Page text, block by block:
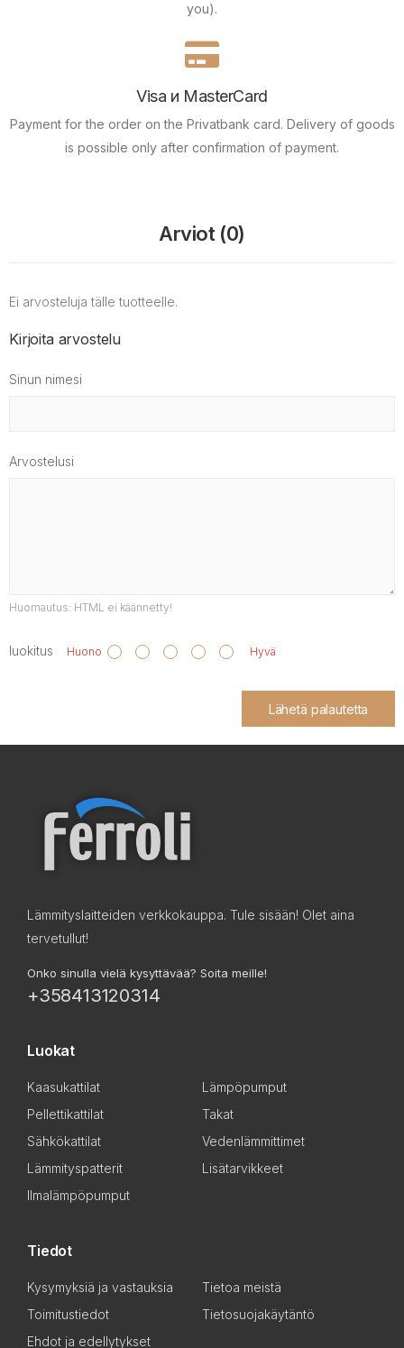
you).
Visa и MasterCard
Payment for the order on the Privatbank card. Delivery of goods
is possible only after confirmation of payment.
Arviot (0)
Ei arvosteluja tälle tuotteelle.
Kirjoita arvostelu
Sinun nimesi
Arvostelusi
Huomautus: HTML ei käännetty!
luokitus Huono Hyvä
Lähetä palautetta
Lämmityslaitteiden verkkokauppa. Tule sisään! Olet aina
tervetullut!
Onko sinulla vielä kysyttävää? Soita meille!
+358413120314
Luokat
Kaasukattilat
Lämpöpumput
Pellettikattilat
Takat
Sähkökattilat
Vedenlämmittimet
Lämmityspatterit
Lisätarvikkeet
Ilmalämpöpumput
Tiedot
Kysymyksiä ja vastauksia
Tietoa meistä
Toimitustiedot
Tietosuojakäytäntö
Ehdot ja edellytykset